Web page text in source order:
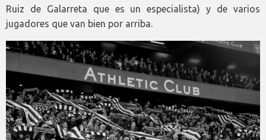
Ruiz de Galarreta que es un especialista) y de varios
jugadores que van bien por arriba.